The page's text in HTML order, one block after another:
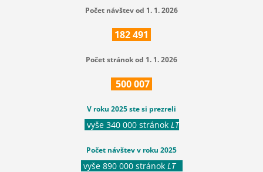
Počet návštev od 1. 1. 2026
182491
Počet stránok od 1. 1. 2026
500007
V roku 2025 ste si prezreli
vyše 340 000 stránok LT
Počet návštev v roku 2025
vyše 890 000 stránok LT